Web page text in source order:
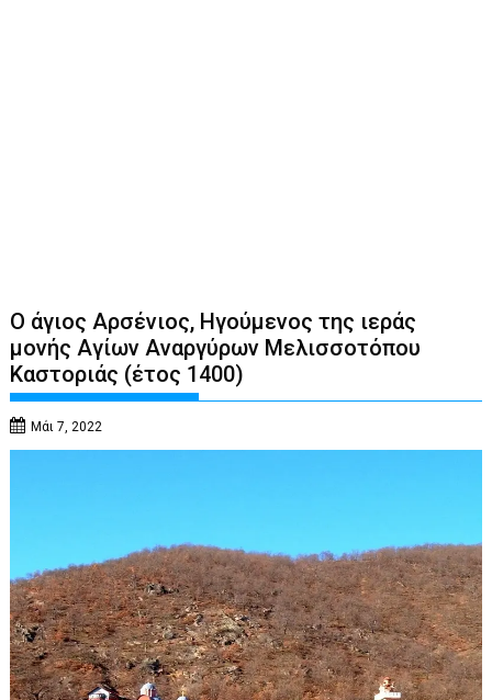
Ο άγιος Αρσένιος, Ηγούμενος της ιεράς
μονής Αγίων Αναργύρων Μελισσοτόπου
Καστοριάς (έτος 1400)
Μάι 7, 2022